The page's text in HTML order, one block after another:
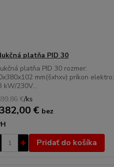
platňa PID 30
platňa PID 30 rozmer:
mm(šxhxv) príkon elektro:
kW/230V...
€/ks
€ bez
Pridať do košíka